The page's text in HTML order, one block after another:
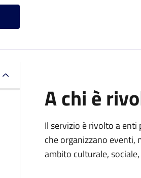
A chi è
Il servizio è rivolto a
che organizzano eventi,
ambito culturale,